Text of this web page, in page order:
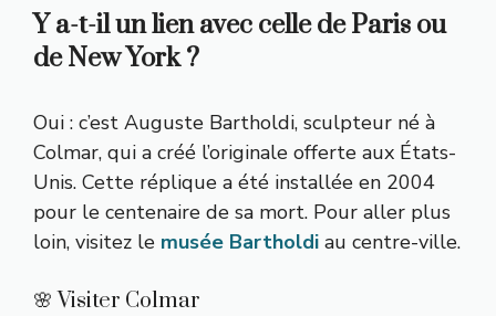
Y a-t-il un lien avec celle de Paris ou
de New York ?
Oui : c’est Auguste Bartholdi, sculpteur né à
Colmar, qui a créé l’originale offerte aux États-
Unis. Cette réplique a été installée en 2004
pour le centenaire de sa mort. Pour aller plus
loin, visitez le musée Bartholdi au centre-ville.
🌸 Visiter Colmar